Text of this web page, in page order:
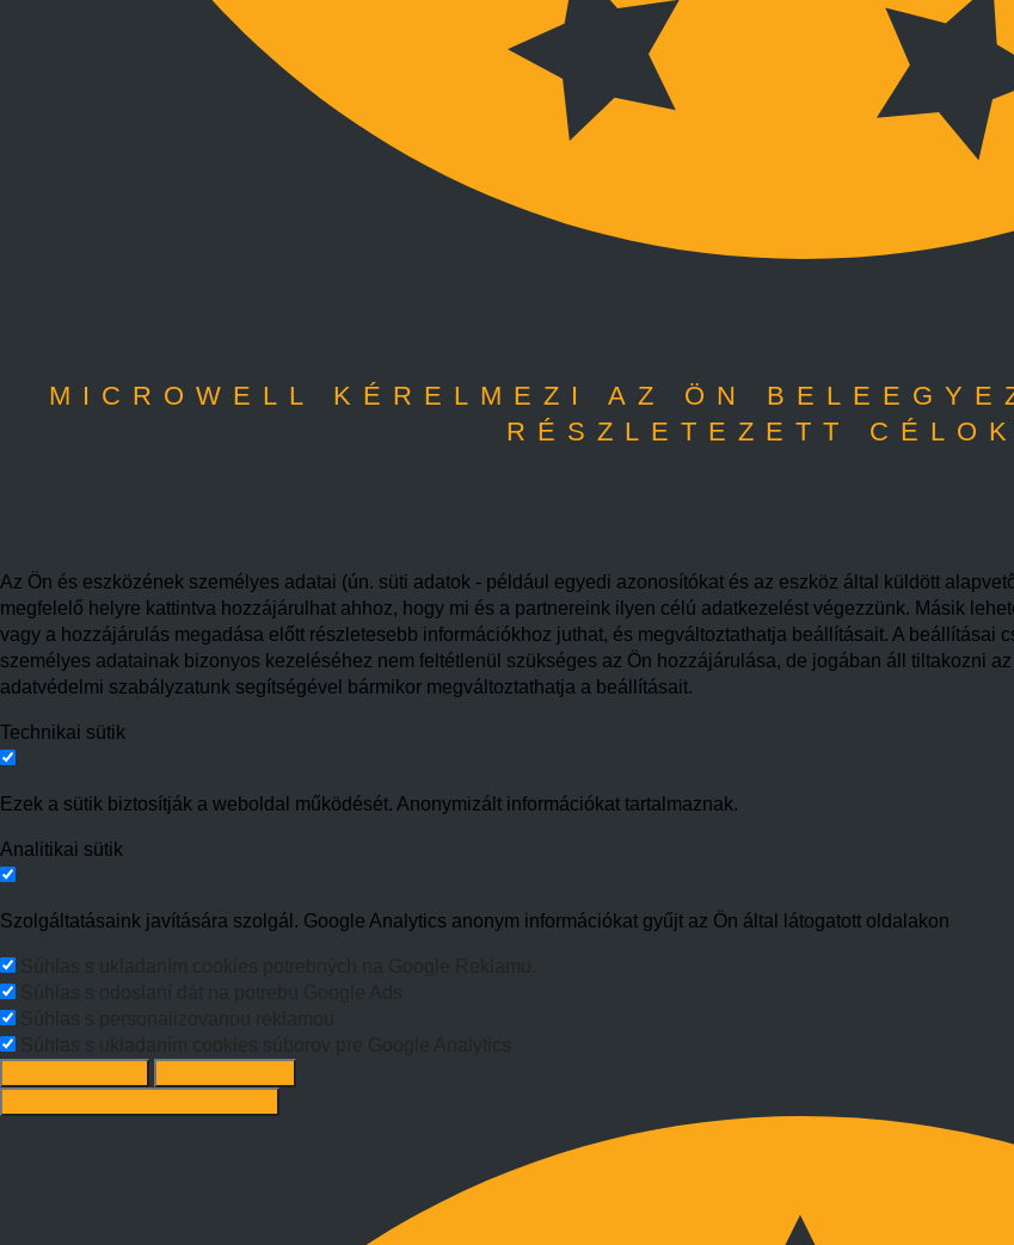
MICROWELL KÉRELMEZI AZ ÖN
RÉSZLETEZETT
Az Ön és eszközének személyes adatai (ún. süti adatok - például egyedi azonosítókat és az eszköz által küldött
megfelelő helyre kattintva hozzájárulhat ahhoz, hogy mi és a partnereink ilyen célú adatkezelést végezzünk. Másik
vagy a hozzájárulás megadása előtt részletesebb információkhoz juthat, és megváltoztathatja beállításait. A beállításai
személyes adatainak bizonyos kezeléséhez nem feltétlenül szükséges az Ön hozzájárulása, de jogában áll tiltakozni
adatvédelmi szabályzatunk segítségével bármikor megváltoztathatja a beállításait.
Technikai sütik
Ezek a sütik biztosítják a weboldal működését. Anonymizált információkat tartalmaznak.
Analitikai sütik
Szolgáltatásaink javítására szolgál. Google Analytics anonym információkat gyűjt az Ön által látogatott oldalakon